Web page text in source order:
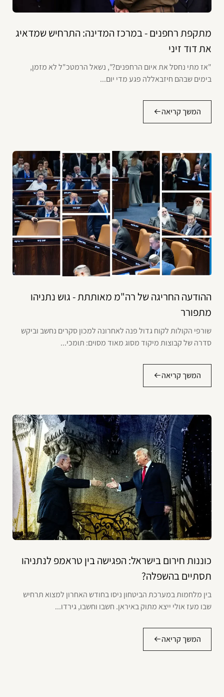
מתקפת רחפנים - במרכז המדינה: התרחיש שמדאיג
את דוד זיני
"אז מתי נחסל את איום הרחפנים?", נשאל הרמטכ"ל לא מזמן,
בימים שבהם חיזבאללה פגע מדי יום...
המשך קריאה
ההודעה החריגה של רה"מ מאותתת - גוש נתניהו
מתפורר
שורפי הקולות לקוח גדול פנה לאחרונה למכון סקרים נחשב וביקש
סדרה של קבוצות מיקוד מסוג מאוד מסוים: תומכי...
המשך קריאה
כוננות חירום בישראל: הפגישה בין טראמפ לנתניהו
תסתיים בהשפלה?
בין מלחמות במערכת הביטחון ניסו בחודש האחרון למצוא תרחיש
שבו מעז אולי ייצא מתוק באיראן. חשבו וחשבו, גירדו...
המשך קריאה